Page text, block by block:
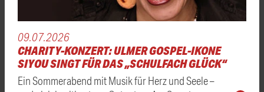
09.07.2026
CHARITY-KONZERT: ULMER GOSPEL-IKONE
SIYOU SINGT FÜR DAS „SCHULFACH GLÜCK“
Ein Sommerabend mit Musik für Herz und Seele –